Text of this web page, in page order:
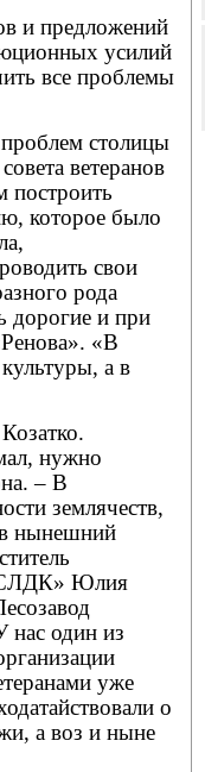
и предложений
усилий
все проблемы
столицы
ветеранов
построить
которое было
свои
рода
дорогие и при
«В
а в
нужно
– В
землячеств,
нынешний
Юлия
нас один из
уже
о
а воз и ныне